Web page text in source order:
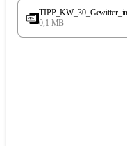
a
e
0,1 MB